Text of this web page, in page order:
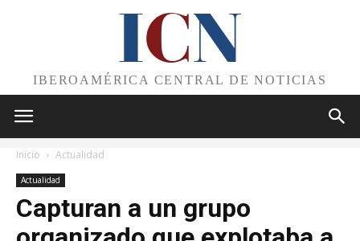
ICN
IBEROAMÉRICA CENTRAL DE NOTICIAS
Inicio Actualidad
Actualidad
Capturan a un grupo